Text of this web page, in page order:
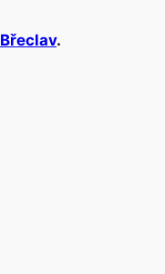
Břeclav.